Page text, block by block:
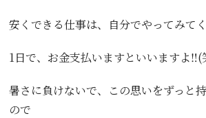
安くできる仕事は、自分でやってみて
1日で、お金支払いますといいますよ‼️(
暑さに負けないで、この思いをずっと
ので